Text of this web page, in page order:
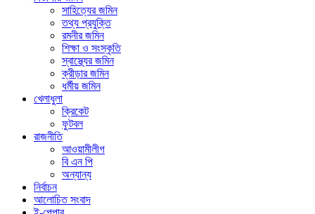
সাহিত্যের জমিন
তথ্য প্রযুক্তি
রমনীর জমিন
শিক্ষা ও সংস্কৃতি
স্বাস্থ্যের জমিন
ক্রীড়ার জমিন
ধর্মীয় জমিন
খেলাধুলা
ক্রিকেট
ফুটবল
রাজনীতি
আওয়ামীলীগ
বি এন পি
অন্যান্য
নির্বাচন
আলোচিত সংবাদ